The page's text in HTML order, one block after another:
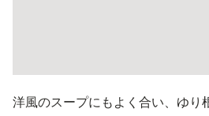
洋風のスープにもよく合い、ゆり